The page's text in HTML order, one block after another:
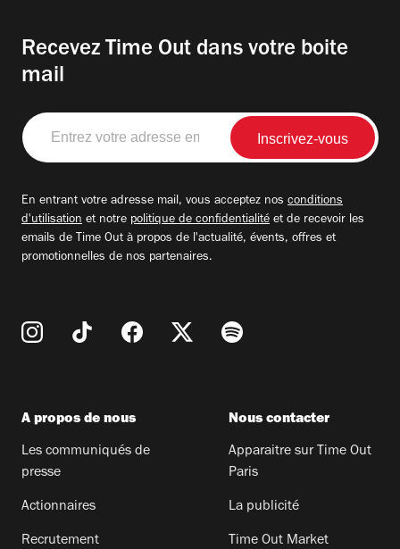
Recevez Time Out dans votre boite
mail
Entrez
votre
adresse
En entrant votre adresse mail, vous acceptez nos conditions
d'utilisation et notre politique de confidentialité et de recevoir les
emails de Time Out à propos de l'actualité, évents, offres et
promotionnelles de nos partenaires.
A propos de nous
Les communiqués de
presse
Actionnaires
Recrutement
Nous contacter
Apparaitre sur Time Out
Paris
La publicité
Time Out Market